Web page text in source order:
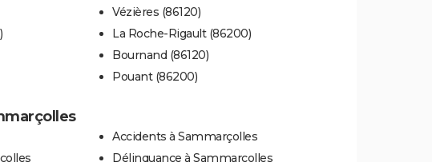
Vézières (86120)
La Roche-Rigault (86200)
Bournand (86120)
Pouant (86200)
Accidents à Sammarçolles
Délinquance à Sammarçolles